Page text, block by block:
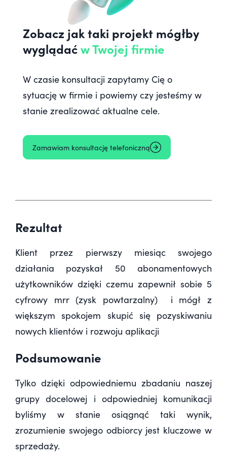
Zobacz jak taki projekt mógłby
wyglądaćw Twojej firmie
W czasie konsultacji zapytamy Cię o
sytuację w firmie i powiemy czy jesteśmy w
stanie zrealizować aktualne cele.
Zamawiam konsultację telefoniczną
Rezultat
Klient przez pierwszy miesiąc swojego
działania pozyskał 50 abonamentowych
użytkowników dzięki czemu zapewnił sobie 5
cyfrowy mrr (zysk powtarzalny) i mógł z
większym spokojem skupić się pozyskiwaniu
nowych klientów i rozwoju aplikacji
Podsumowanie
Tylko dzięki odpowiedniemu zbadaniu naszej
grupy docelowej i odpowiedniej komunikacji
byliśmy w stanie osiągnąć taki wynik,
zrozumienie swojego odbiorcy jest kluczowe w
sprzedaży.